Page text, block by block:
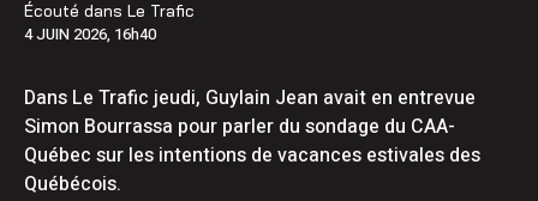
Écouté dans Le Trafic
4 JUIN 2026, 16h40
Dans Le Trafic jeudi, Guylain Jean avait en entrevue
Simon Bourrassa pour parler du sondage du CAA-
Québec sur les intentions de vacances estivales des
Québécois.